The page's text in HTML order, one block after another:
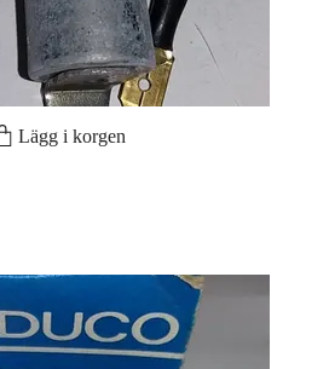
Lägg i korgen